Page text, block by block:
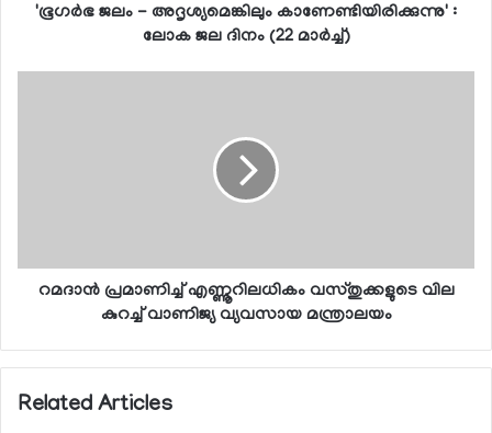
'ഭൂഗര്‍ഭ ജലം - അദൃശ്യമെങ്കിലും കാണേണ്ടിയിരിക്കുന്നു' :
ലോക ജല ദിനം (22 മാര്‍ച്ച്)
റമദാന്‍ പ്രമാണിച്ച് എണ്ണൂറിലധികം വസ്തുക്കളുടെ വില
കുറച്ച് വാണിജ്യ വ്യവസായ മന്ത്രാലയം
Related Articles